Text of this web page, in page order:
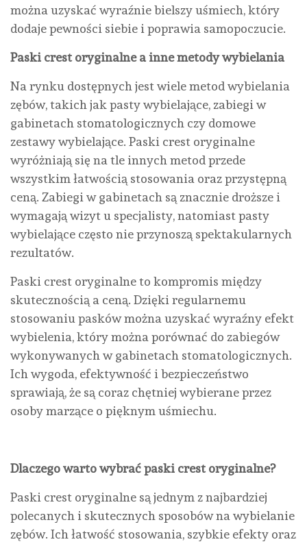
można uzyskać wyraźnie bielszy uśmiech, który
dodaje pewności siebie i poprawia samopoczucie.
Paski crest oryginalne a inne metody wybielania
Na rynku dostępnych jest wiele metod wybielania
zębów, takich jak pasty wybielające, zabiegi w
gabinetach stomatologicznych czy domowe
zestawy wybielające. Paski crest oryginalne
wyróżniają się na tle innych metod przede
wszystkim łatwością stosowania oraz przystępną
ceną. Zabiegi w gabinetach są znacznie droższe i
wymagają wizyt u specjalisty, natomiast pasty
wybielające często nie przynoszą spektakularnych
rezultatów.
Paski crest oryginalne to kompromis między
skutecznością a ceną. Dzięki regularnemu
stosowaniu pasków można uzyskać wyraźny efekt
wybielenia, który można porównać do zabiegów
wykonywanych w gabinetach stomatologicznych.
Ich wygoda, efektywność i bezpieczeństwo
sprawiają, że są coraz chętniej wybierane przez
osoby marzące o pięknym uśmiechu.
Dlaczego warto wybrać paski crest oryginalne?
Paski crest oryginalne są jednym z najbardziej
polecanych i skutecznych sposobów na wybielanie
zębów. Ich łatwość stosowania, szybkie efekty oraz